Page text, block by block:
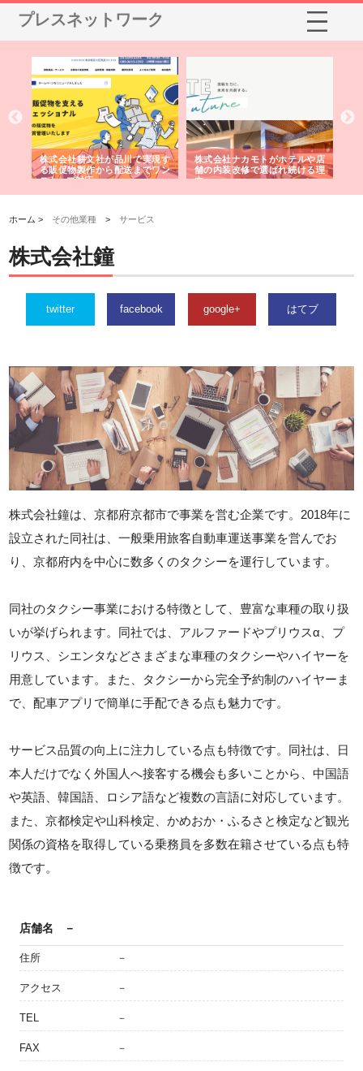
プレスネットワーク
トがホテルや店
選ばれ続ける理
株式会社スプリングエフが選ば
れる理由とOEMアパレル製造の
強み
桑木給食株式会社が福山
ばれる手作り弁当配達の
ホーム > その他業種 >サービス
株式会社鐘
twitter facebook google+ はてブ
株式会社鐘は、京都府京都市で事業を営む企業です。2018年に
設立された同社は、一般乗用旅客自動車運送事業を営んでお
り、京都府内を中心に数多くのタクシーを運行しています。
同社のタクシー事業における特徴として、豊富な車種の取り扱
いが挙げられます。同社では、アルファードやプリウスα、プ
リウス、シエンタなどさまざまな車種のタクシーやハイヤーを
用意しています。また、タクシーから完全予約制のハイヤーま
で、配車アプリで簡単に手配できる点も魅力です。
サービス品質の向上に注力している点も特徴です。同社は、日
本人だけでなく外国人へ接客する機会も多いことから、中国語
や英語、韓国語、ロシア語など複数の言語に対応しています。
また、京都検定や山科検定、かめおか・ふるさと検定など観光
関係の資格を取得している乗務員を多数在籍させている点も特
徴です。
店舗名 －
住所 －
アクセス －
TEL －
FAX －